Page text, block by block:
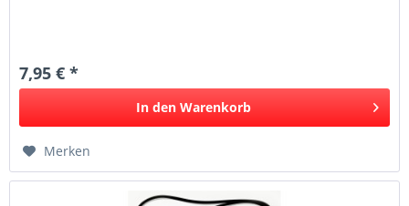
7,95 € *
In den Warenkorb
Merken